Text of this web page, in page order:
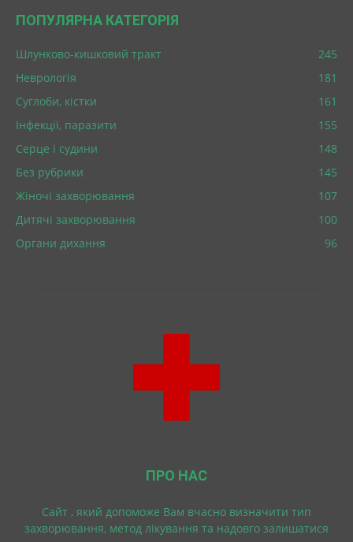
ПОПУЛЯРНА КАТЕГОРІЯ
Шлунково-кишковий тракт
245
Неврологія
181
Суглоби, кістки
161
Інфекції, паразити
155
Серце і судини
148
Без рубрики
145
Жіночі захворювання
107
Дитячі захворювання
100
Органи дихання
96
ПРО НАС
Cайт , який допоможе Вам вчасно визначити тип
захворювання, метод лікування та надовго залишатися